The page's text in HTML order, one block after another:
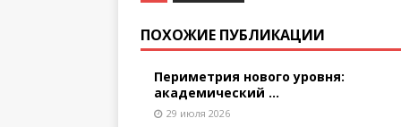
ПОХОЖИЕ ПУБЛИКАЦИИ
Периметрия нового уровня:
академический ...
29 июля 2026